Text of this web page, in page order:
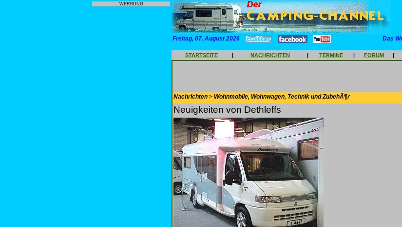
WERBUNG
Freitag, 07. August 2026 Das
STARTSEITE | NACHRICHTEN | TERMINE | FORUM |
Nachrichten > Wohnmobile, Wohnwagen, Technik und ZubehÃ¶r
Neuigkeiten von Dethleffs